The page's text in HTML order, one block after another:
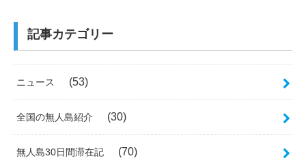
記事カテゴリー
ニュース (53)
全国の無人島紹介 (30)
無人島30日間滞在記 (70)